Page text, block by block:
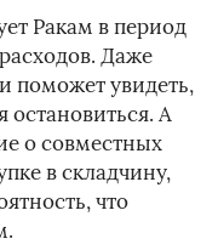
Ракам в период
Даже
поможет увидеть,
остановиться. А
о совместных
в складчину,
что